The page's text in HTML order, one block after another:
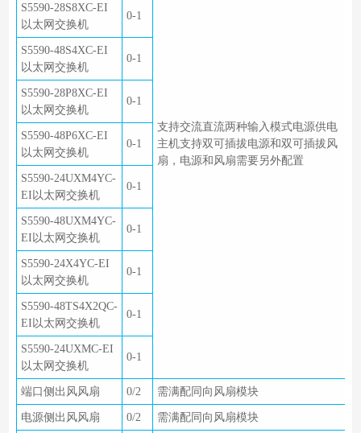
支持交流直流两种输入模式电源供电
主机支持双可插拔电源和双可插拔风
扇，电源和风扇需要另外配置
S5590-28S8XC-EI
以太网交换机
0-1
S5590-48S4XC-EI
以太网交换机
0-1
S5590-28P8XC-EI
以太网交换机
0-1
S5590-48P6XC-EI
以太网交换机
0-1
S5590-24UXM4YC-
EI以太网交换机
0-1
S5590-48UXM4YC-
EI以太网交换机
0-1
S5590-24X4YC-EI
以太网交换机
0-1
S5590-48TS4X2QC-
EI以太网交换机
0-1
S5590-24UXMC-EI
以太网交换机
0-1
端口侧出风风扇 0/2 需满配同向风扇模块
电源侧出风风扇 0/2 需满配同向风扇模块